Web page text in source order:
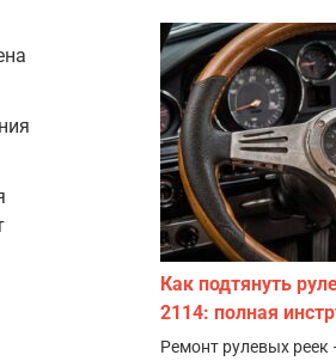
Как подтянуть
2114: полная
Ремонт рулевых реек